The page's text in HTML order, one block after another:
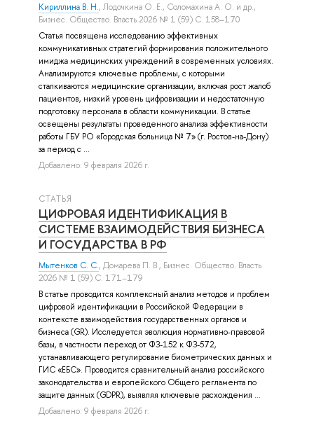
Кириллина В. Н., Лодочкина О. Е., Соломахина А. О. и др.,
Бизнес. Общество. Власть 2026 № 1 (59) С. 158–170
Статья посвящена исследованию эффективных
коммуникативных стратегий формирования положительного
имиджа медицинских учреждений в современных условиях.
Анализируются ключевые проблемы, с которыми
сталкиваются медицинские организации, включая рост жалоб
пациентов, низкий уровень цифровизации и недостаточную
подготовку персонала в области коммуникации. В статье
освещены результаты проведенного анализа эффективности
работы ГБУ РО «Городская больница № 7» (г. Ростов-на-Дону)
за период с ...
Добавлено: 9 февраля 2026 г.
СТАТЬЯ
ЦИФРОВАЯ ИДЕНТИФИКАЦИЯ В
СИСТЕМЕ ВЗАИМОДЕЙСТВИЯ БИЗНЕСА
И ГОСУДАРСТВА В РФ
Мытенков С. С., Домарева П. В., Бизнес. Общество. Власть
2026 № 1 (59) С. 171–179
В статье проводится комплексный анализ методов и проблем
цифровой идентификации в Российской Федерации в
контексте взаимодействия государственных органов и
бизнеса (GR). Исследуется эволюция нормативно-правовой
базы, в частности переход от ФЗ-152 к ФЗ-572,
устанавливающего регулирование биометрических данных и
ГИС «ЕБС». Проводится сравнительный анализ российского
законодательства и европейского Общего регламента по
защите данных (GDPR), выявляя ключевые расхождения ...
Добавлено: 9 февраля 2026 г.